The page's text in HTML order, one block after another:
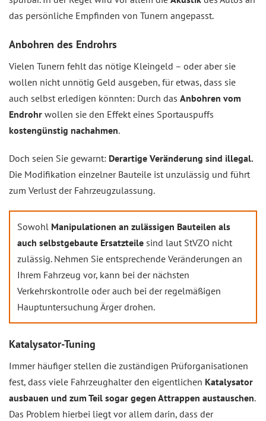
das persönliche Empfinden von Tunern angepasst.
Anbohren des Endrohrs
Vielen Tunern fehlt das nötige Kleingeld – oder aber sie
wollen nicht unnötig Geld ausgeben, für etwas, dass sie
auch selbst erledigen könnten: Durch das Anbohren vom
Endrohr wollen sie den Effekt eines Sportauspuffs
kostengünstig nachahmen.
Doch seien Sie gewarnt: Derartige Veränderung sind illegal.
Die Modifikation einzelner Bauteile ist unzulässig und führt
zum Verlust der Fahrzeugzulassung.
Sowohl Manipulationen an zulässigen Bauteilen als
auch selbstgebaute Ersatzteile sind laut StVZO nicht
zulässig. Nehmen Sie entsprechende Veränderungen an
Ihrem Fahrzeug vor, kann bei der nächsten
Verkehrskontrolle oder auch bei der regelmäßigen
Hauptuntersuchung Ärger drohen.
Katalysator-Tuning
Immer häufiger stellen die zuständigen Prüforganisationen
fest, dass viele Fahrzeughalter den eigentlichen Katalysator
ausbauen und zum Teil sogar gegen Attrappen austauschen.
Das Problem hierbei liegt vor allem darin, dass der